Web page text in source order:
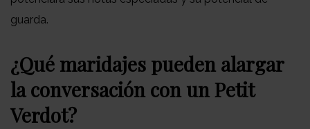
guarda.
¿Qué maridajes pueden alargar
la conversación con un Petit
Verdot?